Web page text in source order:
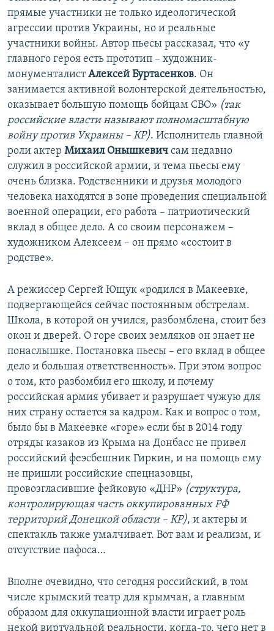
прямые участники не только идеологической
агрессии против Украины, но и реальные
участники войны. Автор пьесы рассказал, что «у
главного героя есть прототип – художник-
монументалистАлексей Буртасенков. Он
занимается активной волонтерской деятельностью,
оказывает большую помощь бойцам СВО» (так
российские власти называют полномасштабную
войну против Украины – КР). Исполнитель главной
роли актер Михаил Онышкевич сам недавно
служил в российской армии, и тема пьесы ему
очень близка. Родственники и друзья молодого
человека находятся в зоне проведения специальной
военной операции, его работа – патриотический
вклад в общее дело. А со своим персонажем –
художником Алексеем – он прямо «состоит в
родстве».
А режиссер Сергей Ющук «родился в Макеевке,
подвергающейся сейчас постоянным обстрелам.
Школа, в которой он учился, разбомблена, стоит без
окон и дверей. О горе своих земляков он знает не
понаслышке. Постановка пьесы – его вклад в общее
дело и большая ответственность». При этом вопрос
о том, кто разбомбил его школу, и почему
российская армия убивает и разрушает чужую для
них страну остается за кадром. Как и вопрос о том,
было бы в Макеевке «горе» если бы в 2014 году
отряды казаков из Крыма на Донбасс не привел
российский феэсбешник Гиркин, и на помощь ему
не пришли российские спецназовцы,
провозгласившие фейковую «ДНР» (структура,
контролирующая часть оккупированных РФ
территорий Донецкой области – КР), и актеры и
спектакль также умалчивает. Вот вам и реализм, и
отсутствие пафоса…
Вполне очевидно, что сегодня российский, в том
числе крымский театр для крымчан, а главным
образом для оккупационной власти играет роль
некой виртуальной реальности, когда-то, чего нет в